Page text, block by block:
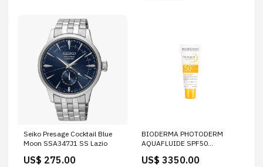
Seiko Presage Cocktail Blue
Moon SSA347J1 SS Lazio
US$ 275.00
BIODERMA PHOTODERM
AQUAFLUIDE SPF50
iron
US$ 3350.00